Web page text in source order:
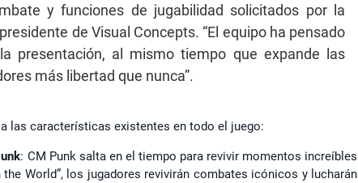
y funciones de jugabilidad solicitados por la
de Visual Concepts. “El equipo ha pensado
presentación, al mismo tiempo que expande las
más libertad que nunca”.
las características existentes en todo el juego:
: CM Punk salta en el tiempo para revivir momentos increíbles
World”, los jugadores revivirán combates icónicos y lucharán